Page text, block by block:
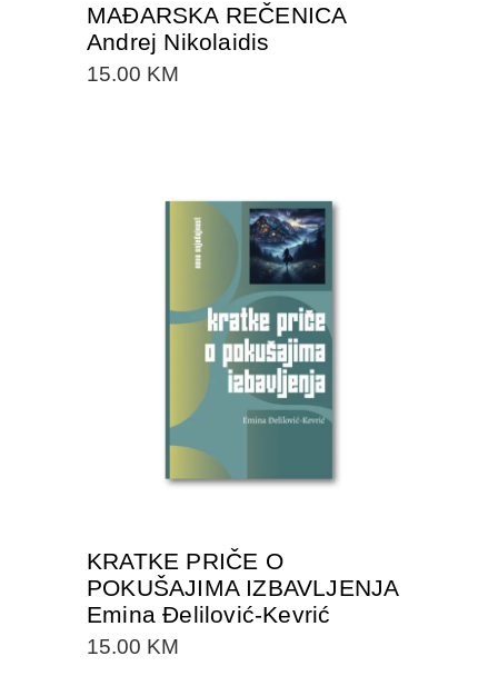
MAĐARSKA REČENICA
Andrej Nikolaidis
15.00 KM
DODAJTE U KORPU
KRATKE PRIČE O
POKUŠAJIMA IZBAVLJENJA
Emina Đelilović-Kevrić
15.00 KM